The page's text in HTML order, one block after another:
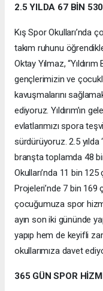
2.5 YILDA 67 BİN
Kış Spor Okulları’nda
takım ruhunu
Oktay Yılmaz,
gençlerimizin ve
kavuşmalarını
ediyoruz. Yıldırım’ın
evlatlarımızı spora
sürdürüyoruz. 2.5 yılda
branşta toplamda 48
Okulları’nda 11 bin
Projeleri’nde 7 bin 169
çocuğumuza spor
ayın son iki gününde
yapıp hem de keyifli
okullarımıza davet
365 GÜN SPOR